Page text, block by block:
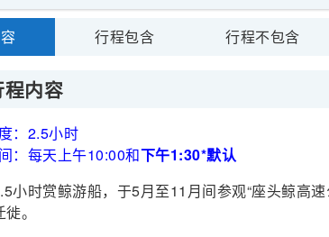
行程包含 行程不包含
程内容
：2.5小时
：每天上午10:00和下午1:30*默认
小时赏鲸游船，于5月至11月间参观“座头鲸高
。